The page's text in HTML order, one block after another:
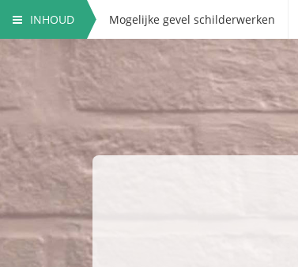
INHOUD Mogelijke gevel schilderwerken